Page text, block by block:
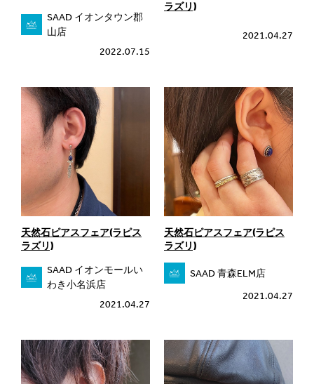
SAAD イオンタウン郡
山店
2022.07.15
ラズリ)
2021.04.27
天然石ピアスフェア(ラピス
ラズリ)
SAAD イオンモールい
わき小名浜店
2021.04.27
天然石ピアスフェア(ラピス
ラズリ)
SAAD 青森ELM店
2021.04.27